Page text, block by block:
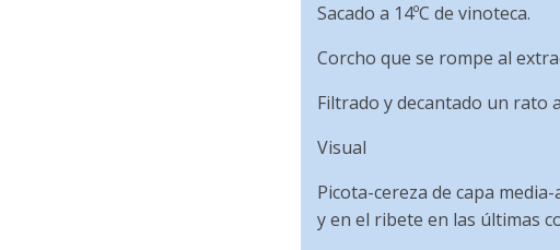
Sacado a 14ºC de vinoteca.
Corcho que se rompe al
Filtrado y decantado un rato
Visual
Picota-cereza de capa
y en el ribete en las últimas